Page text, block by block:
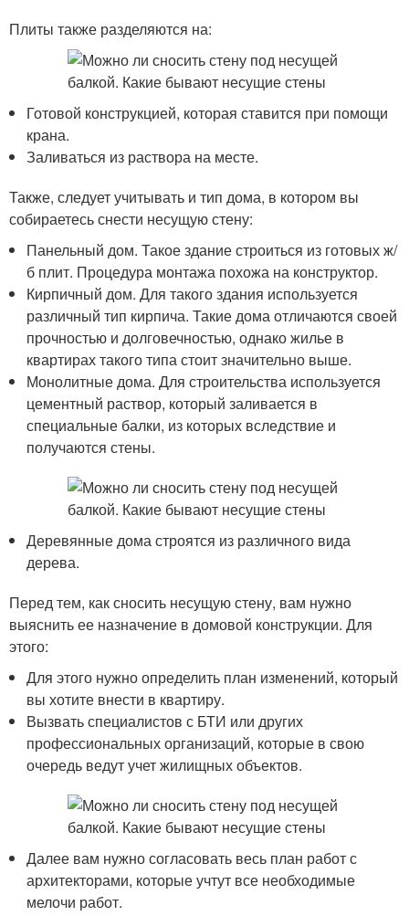
Плиты также разделяются на:
Готовой конструкцией, которая ставится при помощи
крана.
Заливаться из раствора на месте.
Также, следует учитывать и тип дома, в котором вы
собираетесь снести несущую стену:
Панельный дом. Такое здание строиться из готовых ж/
б плит. Процедура монтажа похожа на конструктор.
Кирпичный дом. Для такого здания используется
различный тип кирпича. Такие дома отличаются своей
прочностью и долговечностью, однако жилье в
квартирах такого типа стоит значительно выше.
Монолитные дома. Для строительства используется
цементный раствор, который заливается в
специальные балки, из которых вследствие и
получаются стены.
Деревянные дома строятся из различного вида
дерева.
Перед тем, как сносить несущую стену, вам нужно
выяснить ее назначение в домовой конструкции. Для
этого:
Для этого нужно определить план изменений, который
вы хотите внести в квартиру.
Вызвать специалистов с БТИ или других
профессиональных организаций, которые в свою
очередь ведут учет жилищных объектов.
Далее вам нужно согласовать весь план работ с
архитекторами, которые учтут все необходимые
мелочи работ.